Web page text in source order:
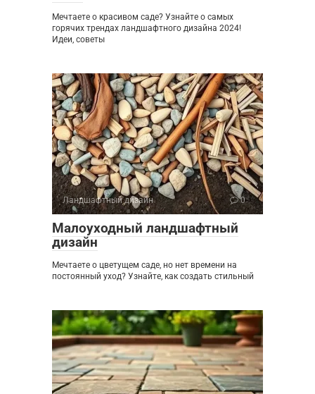
Мечтаете о красивом саде? Узнайте о самых
горячих трендах ландшафтного дизайна 2024!
Идеи, советы
Ландшафтный дизайн 0
Малоуходный ландшафтный
дизайн
Мечтаете о цветущем саде, но нет времени на
постоянный уход? Узнайте, как создать стильный